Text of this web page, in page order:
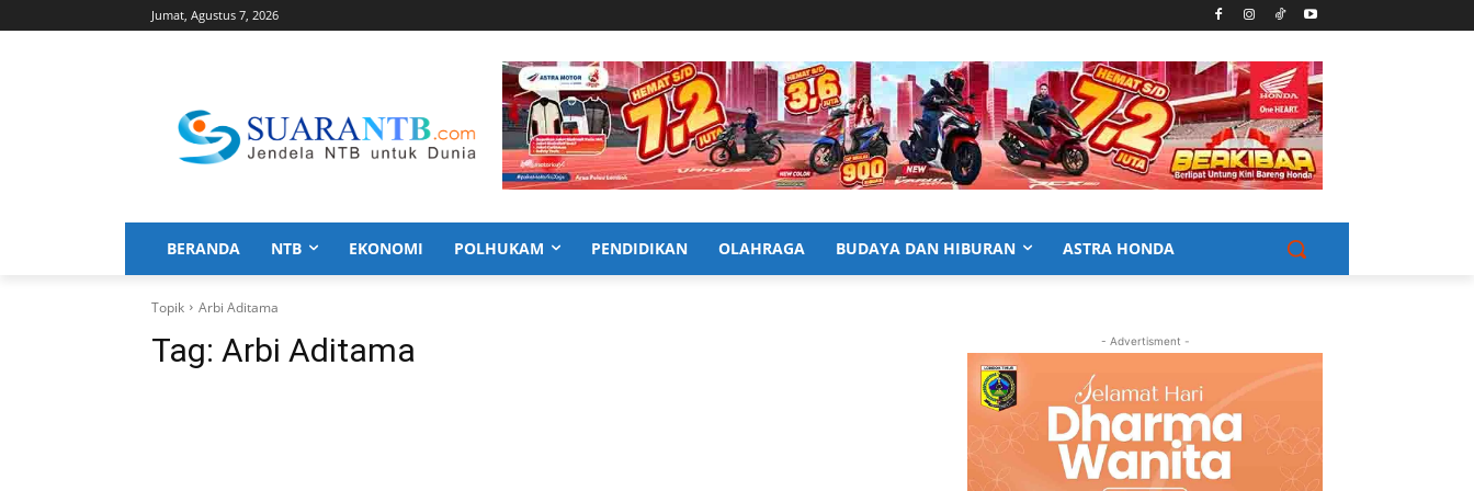
Jumat, Agustus 7, 2026
BERANDA NTB EKONOMI POLHUKAM PENDIDIKAN OLAHRAGA BUDAYA DAN HIBURAN ASTRA HONDA
Topik Arbi Aditama
Tag: Arbi Aditama - Advertisment -